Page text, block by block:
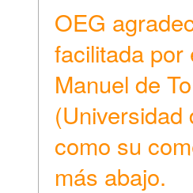
OEG
facilitada
Manuel de
(Universidad
como su
más abajo.